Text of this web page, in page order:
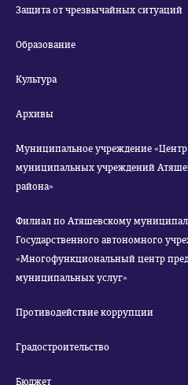
Защита от чрезвычайных ситуаций
Образование
Культура
Архивы
Муниципальное учреждение
муниципальных учреждений
района»
Филиал по Атяшевскому
Государственного автономного
«Многофункциональный центр
муниципальных услуг»
Противодействие коррупции
Градостроительство
Бюджет